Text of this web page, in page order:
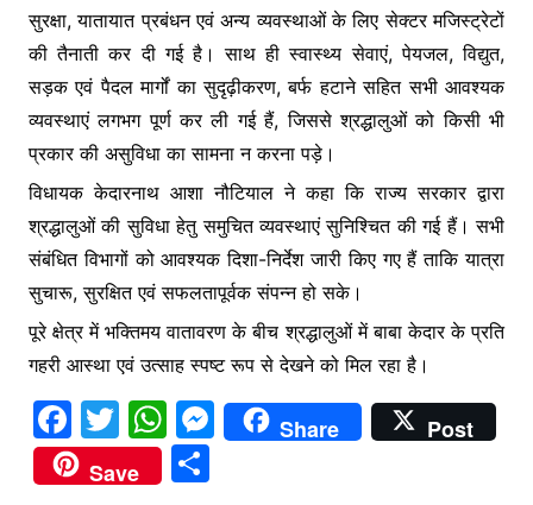
सुरक्षा, यातायात प्रबंधन एवं अन्य व्यवस्थाओं के लिए सेक्टर मजिस्ट्रेटों
की तैनाती कर दी गई है। साथ ही स्वास्थ्य सेवाएं, पेयजल, विद्युत,
सड़क एवं पैदल मार्गों का सुदृढ़ीकरण, बर्फ हटाने सहित सभी आवश्यक
व्यवस्थाएं लगभग पूर्ण कर ली गई हैं, जिससे श्रद्धालुओं को किसी भी
प्रकार की असुविधा का सामना न करना पड़े।
विधायक केदारनाथ आशा नौटियाल ने कहा कि राज्य सरकार द्वारा
श्रद्धालुओं की सुविधा हेतु समुचित व्यवस्थाएं सुनिश्चित की गई हैं। सभी
संबंधित विभागों को आवश्यक दिशा-निर्देश जारी किए गए हैं ताकि यात्रा
सुचारू, सुरक्षित एवं सफलतापूर्वक संपन्न हो सके।
पूरे क्षेत्र में भक्तिमय वातावरण के बीच श्रद्धालुओं में बाबा केदार के प्रति
गहरी आस्था एवं उत्साह स्पष्ट रूप से देखने को मिल रहा है।
F
a
c
T
w
itt
W
h
at
M
e
Share
Post
Save
S